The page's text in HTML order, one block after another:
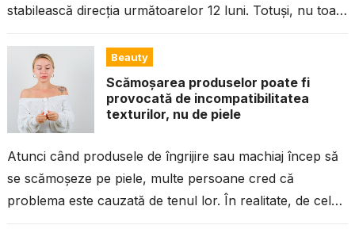
stabilească direcția următoarelor 12 luni. Totuși, nu toată
Beauty
Scămoșarea produselor poate fi
provocată de incompatibilitatea
texturilor, nu de piele
Atunci când produsele de îngrijire sau machiaj încep să
se scămoșeze pe piele, multe persoane cred că
problema este cauzată de tenul lor. În realitate, de cele